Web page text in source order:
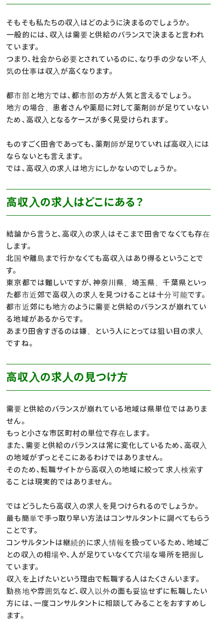
そもそも私たちの収入はどのように決まるのでしょうか。
一般的には、収入は需要と供給のバランスで決まると言われ
ています。
つまり、社会から必要とされているのに、なり手の少ない不人
気の仕事は収入が高くなります。
都市部と地方では、都市部の方が人気と言えるでしょう。
地方の場合、患者さんや薬局に対して薬剤師が足りていない
ため、高収入となるケースが多く見受けられます。
ものすごく田舎であっても、薬剤師が足りていれば高収入には
ならないとも言えます。
では、高収入の求人は地方にしかないのでしょうか。
高収入の求人はどこにある？
結論から言うと、高収入の求人はそこまで田舎でなくても存在
します。
北国や離島まで行かなくても高収入はあり得るということで
す。
東京都では難しいですが、神奈川県、埼玉県、千葉県といっ
た都市近郊で高収入の求人を見つけることは十分可能です。
都市近郊にも地方のように需要と供給のバランスが崩れてい
る地域があるからです。
あまり田舎すぎるのは嫌、という人にとっては狙い目の求人
ですね。
高収入の求人の見つけ方
需要と供給のバランスが崩れている地域は県単位ではありま
せん。
もっと小さな市区町村の単位で存在します。
また、需要と供給のバランスは常に変化しているため、高収入
の地域がずっとそこにあるわけではありません。
そのため、転職サイトから高収入の地域に絞って求人検索す
ることは現実的ではありません。
ではどうしたら高収入の求人を見つけられるのでしょうか。
最も簡単で手っ取り早い方法はコンサルタントに調べてもらう
ことです。
コンサルタントは継続的に求人情報を扱っているため、地域ご
との収入の相場や、人が足りていなくて穴場な場所を把握し
ています。
収入を上げたいという理由で転職する人はたくさんいます。
勤務地や雰囲気など、収入以外の面も妥協せずに転職したい
方には、一度コンサルタントに相談してみることをおすすめし
ます。